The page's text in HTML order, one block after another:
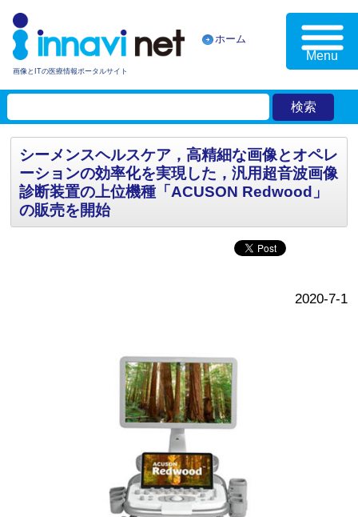
画像とITの医療情報ポータルサイト
ホーム
Menu
シーメンスヘルスケア，高精細な画像とオペレ
ーションの効率化を実現した，汎用超音波画像
診断装置の上位機種「ACUSON Redwood」
の販売を開始
2020-7-1